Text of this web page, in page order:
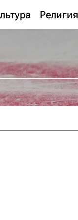
Религия